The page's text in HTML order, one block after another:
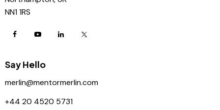
NN1 1RS
Say Hello
merlin@mentormerlin.com
+44 20 4520 5731